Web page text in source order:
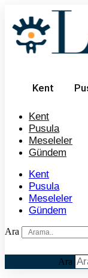
Kent
Kent
Pusula
Meseleler
Gündem
Kent
Pusula
Meseleler
Gündem
Ara
Ara